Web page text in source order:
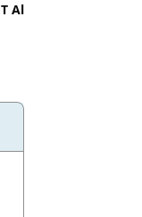
Al